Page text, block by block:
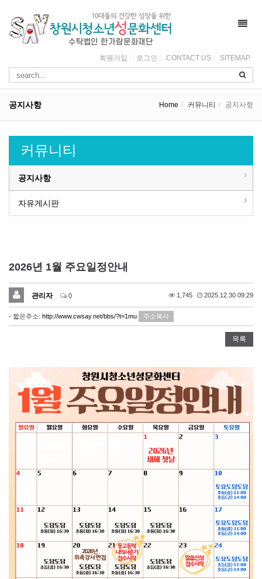
회원가입 로그인 CONTACT US SITEMAP
공지사항 Home 커뮤니티 공지사항
커뮤니티
공지사항
자유게시판
2026년 1월 주요일정안내
관리자 0 1,745 2025.12.30 09:29
- 짧은주소: http://www.cwsay.net/bbs/?t=1mu 주소복사
목록